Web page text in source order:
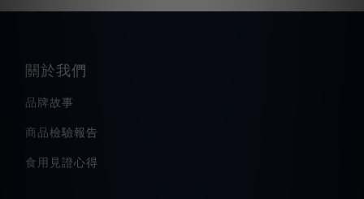
關於我們
品牌故事
商品檢驗報告
食用見證心得